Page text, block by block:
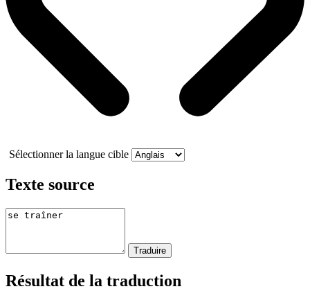
Sélectionner la langue cible
Texte source
Résultat de la traduction